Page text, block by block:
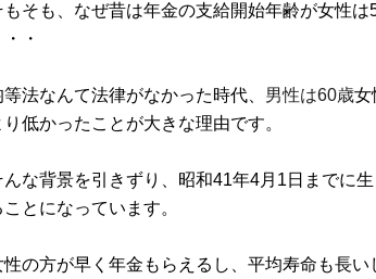
そも、なぜ昔は年金の支給開始年齢が女性は
・
法なんて法律がなかった時代、 男性は60歳女
低かったことが大きな理由です。
な背景を引きずり、昭和41年4月 1 日までに
ことになっています。
の方が早く年金もらえるし、平均寿命も長い